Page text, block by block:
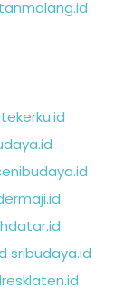
sribudaya.id